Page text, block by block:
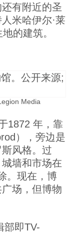
有附近的圣
米哈伊尔·莱
的建筑。
Media
1872 年，靠
），旁边是
风格。过
墙和市场在
。现在，博
场，但博物
部即TV-